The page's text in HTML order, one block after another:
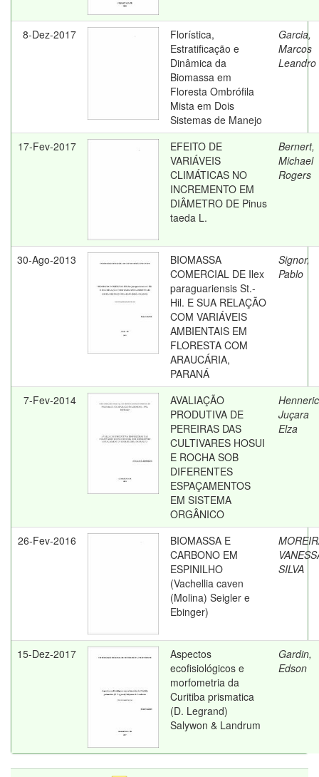
8-Dez-2017
Florística,
Estratificação e
Dinâmica da
Biomassa em
Floresta Ombrófila
Mista em Dois
Sistemas de Manejo
Garcia,
Marcos
Leandro
17-Fev-2017
EFEITO DE
VARIÁVEIS
CLIMÁTICAS NO
INCREMENTO EM
DIÂMETRO DE Pinus
taeda L.
Bernert,
Michael
Rogers
30-Ago-2013
BIOMASSA
COMERCIAL DE Ilex
paraguariensis St.-
Hil. E SUA RELAÇÃO
COM VARIÁVEIS
AMBIENTAIS EM
FLORESTA COM
ARAUCÁRIA,
PARANÁ
Signor,
Pablo
7-Fev-2014
AVALIAÇÃO
PRODUTIVA DE
PEREIRAS DAS
CULTIVARES HOSUI
E ROCHA SOB
DIFERENTES
ESPAÇAMENTOS
EM SISTEMA
ORGÂNICO
Juçara
Elza
26-Fev-2016
BIOMASSA E
CARBONO EM
ESPINILHO
(Vachellia caven
(Molina) Seigler e
Ebinger)
SILVA
15-Dez-2017
Aspectos
ecofisiológicos e
morfometria da
Curitiba prismatica
(D. Legrand)
Salywon & Landrum
Gardin,
Edson